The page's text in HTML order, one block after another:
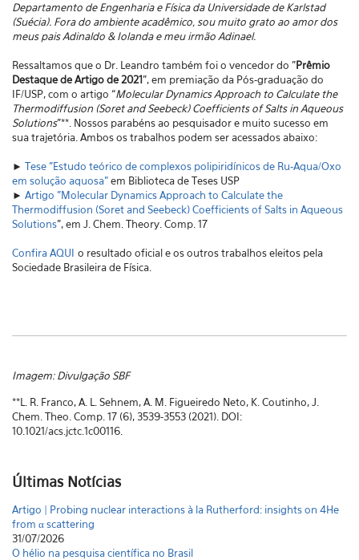
Departamento de Engenharia e Física da Universidade de Karlstad
(Suécia). Fora do ambiente acadêmico, sou muito grato ao amor dos
meus pais Adinaldo & Iolanda e meu irmão Adinael.
Ressaltamos que o Dr. Leandro também foi o vencedor do "Prêmio
Destaque de Artigo de 2021", em premiação da Pós-graduação do
IF/USP, com o artigo “Molecular Dynamics Approach to Calculate the
Thermodiffusion (Soret and Seebeck) Coefficients of Salts in Aqueous
Solutions”**. Nossos parabéns ao pesquisador e muito sucesso em
sua trajetória. Ambos os trabalhos podem ser acessados abaixo:
► Tese "Estudo teórico de complexos polipiridínicos de Ru-Aqua/Oxo
em solução aquosa"em Biblioteca de Teses USP
► Artigo "Molecular Dynamics Approach to Calculate the
Thermodiffusion (Soret and Seebeck) Coefficients of Salts in Aqueous
Solutions”, em J. Chem. Theory. Comp. 17
Confira AQUI o resultado oficial e os outros trabalhos eleitos pela
Sociedade Brasileira de Física.
Imagem: Divulgação SBF
**L. R. Franco, A. L. Sehnem, A. M. Figueiredo Neto, K. Coutinho, J.
Chem. Theo. Comp. 17 (6), 3539-3553 (2021). DOI:
10.1021/acs.jctc.1c00116.
Últimas Notícias
Artigo | Probing nuclear interactions à la Rutherford: insights on 4He
from α scattering
31/07/2026
O hélio na pesquisa científica no Brasil